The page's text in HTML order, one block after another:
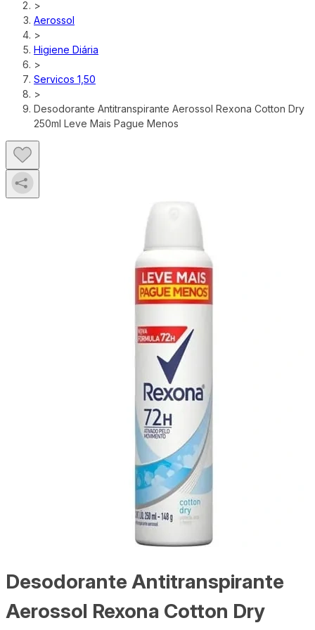
>
Aerossol
>
Higiene Diária
>
Servicos 1,50
>
Desodorante Antitranspirante Aerossol Rexona Cotton Dry
250ml Leve Mais Pague Menos
Desodorante Antitranspirante
Aerossol Rexona Cotton Dry